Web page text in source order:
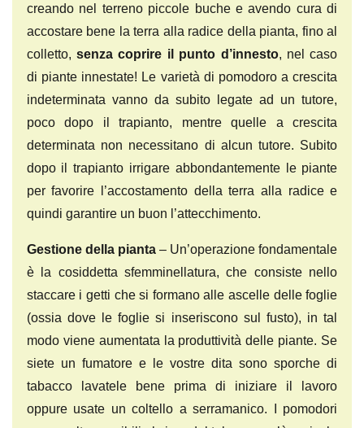
creando nel terreno piccole buche e avendo cura di
accostare bene la terra alla radice della pianta, fino al
colletto,senza coprire il punto d’innesto, nel caso
di piante innestate! Le varietà di pomodoro a crescita
indeterminata vanno da subito legate ad un tutore,
poco dopo il trapianto, mentre quelle a crescita
determinata non necessitano di alcun tutore. Subito
dopo il trapianto irrigare abbondantemente le piante
per favorire l’accostamento della terra alla radice e
quindi garantire un buon l’attecchimento.
Gestione della pianta– Un’operazione fondamentale
è la cosiddetta sfemminellatura, che consiste nello
staccare i getti che si formano alle ascelle delle foglie
(ossia dove le foglie si inseriscono sul fusto), in tal
modo viene aumentata la produttività delle piante. Se
siete un fumatore e le vostre dita sono sporche di
tabacco lavatele bene prima di iniziare il lavoro
oppure usate un coltello a serramanico. I pomodori